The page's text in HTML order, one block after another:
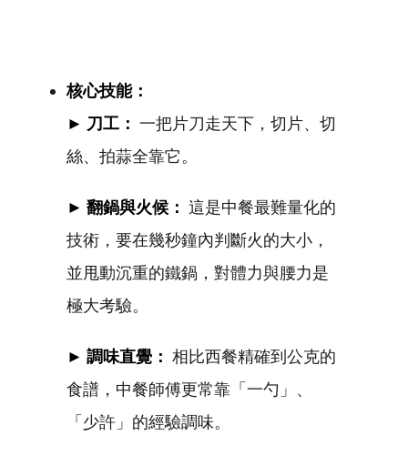
核心技能：
► 刀工： 一把片刀走天下，切片、切
絲、拍蒜全靠它。
► 翻鍋與火候： 這是中餐最難量化的
技術，要在幾秒鐘內判斷火的大小，
並甩動沉重的鐵鍋，對體力與腰力是
極大考驗。
► 調味直覺： 相比西餐精確到公克的
食譜，中餐師傅更常靠「一勺」、
「少許」的經驗調味。